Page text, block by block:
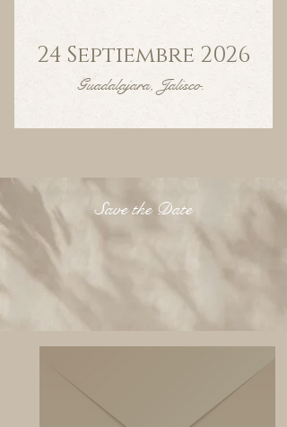
24 Septiembre 2026
Guadalajara, Jalisco.
Save the Date